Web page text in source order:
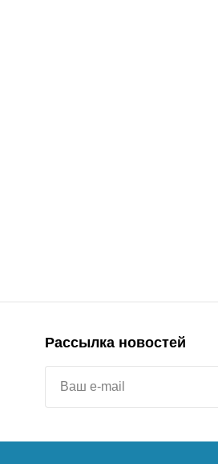
Рассылка новостей